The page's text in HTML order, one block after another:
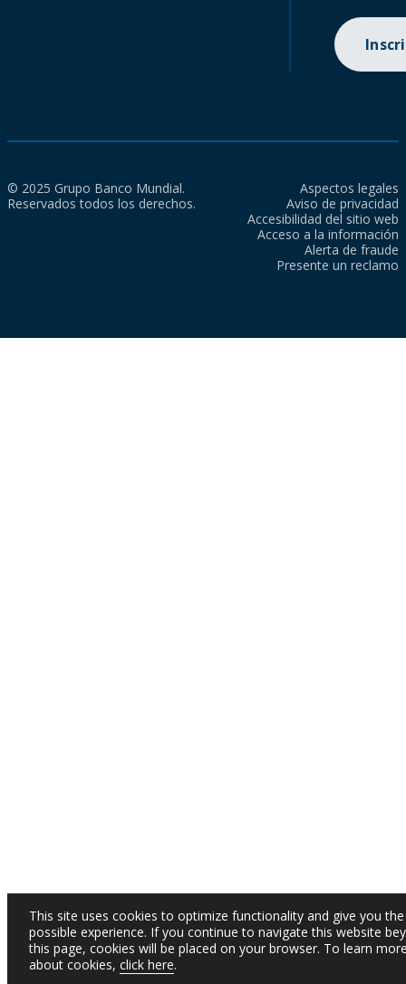
© 2025 Grupo Banco Mundial.
Reservados todos los derechos.
Aspectos legales
Aviso de privacidad
Accesibilidad del sitio web
Acceso a la información
Alerta de fraude
Presente un reclamo
This site uses cookies to optimize functionality and give you
possible experience. If you continue to navigate this website
this page, cookies will be placed on your browser. To learn
about cookies, click here.